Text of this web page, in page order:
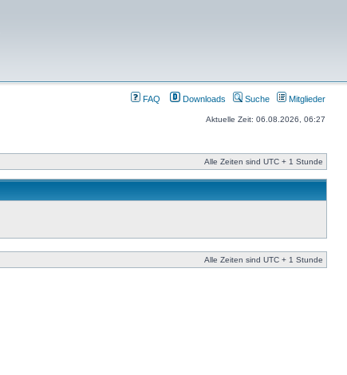
FAQ Downloads Suche Mitglieder
Aktuelle Zeit: 06.08.2026, 06:27
Alle Zeiten sind UTC + 1 Stunde
Alle Zeiten sind UTC + 1 Stunde